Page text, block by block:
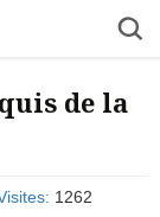
de la
1262